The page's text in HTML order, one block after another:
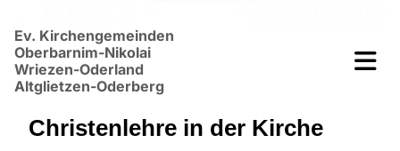
Ev. Kirchengemeinden
Oberbarnim-Nikolai
Wriezen-Oderland
Altglietzen-Oderberg
Christenlehre in der Kirche